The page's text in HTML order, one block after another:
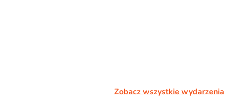
Zobacz wszystkie wydarzenia